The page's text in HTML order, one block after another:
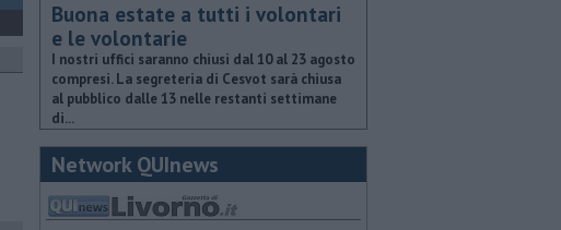
Buona estate a tutti i volontari
e le volontarie
I nostri uffici saranno chiusi dal 10 al 23 agosto
compresi. La segreteria di Cesvot sarà chiusa
al pubblico dalle 13 nelle restanti settimane
di...
Network QUInews